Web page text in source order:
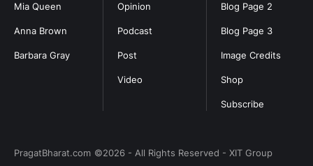
Blog Page 2
Blog Page 3
Image Credits
Shop
Subscribe
Opinion
Podcast
Post
Video
Mia Queen
Anna Brown
Barbara Gray
PragatBharat.com ©2026 - All Rights Reserved - XIT Group